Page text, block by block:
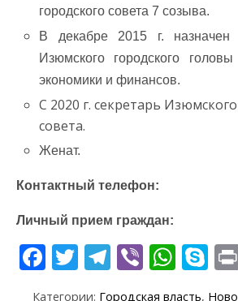
городского совета 7 созыва.
В декабре 2015 г. назначен
Изюмского городского
экономики и финансов.
С 2020 г. секретарь
совета.
Женат.
Контактный телефон:
Личный прием граждан:
F T T Vi W S
Категории: Городская власть,